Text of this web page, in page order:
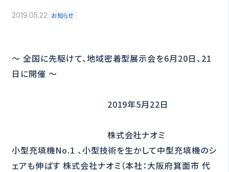
2019.05.22 お知らせ
～ 全国に先駆けて、地域密着型展示会を6月20日、21
日に開催 ～
2019年5月22日
株式会社ナオミ
小型充填機No.1 、小型技術を生かして中型充填機のシ
ェアも伸ばす 株式会社ナオミ（本社：大阪府箕面市 代